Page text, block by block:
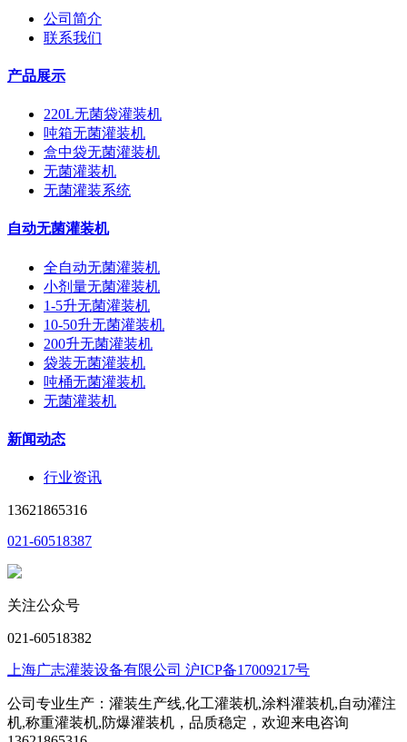
公司简介
联系我们
产品展示
220L无菌袋灌装机
吨箱无菌灌装机
盒中袋无菌灌装机
无菌灌装机
无菌灌装系统
自动无菌灌装机
全自动无菌灌装机
小剂量无菌灌装机
1-5升无菌灌装机
10-50升无菌灌装机
200升无菌灌装机
袋装无菌灌装机
吨桶无菌灌装机
无菌灌装机
新闻动态
行业资讯
13621865316
021-60518387
关注公众号
021-60518382
上海广志灌装设备有限公司 沪ICP备17009217号
公司专业生产：灌装生产线,化工灌装机,涂料灌装机,自动灌注
机,称重灌装机,防爆灌装机，品质稳定，欢迎来电咨询